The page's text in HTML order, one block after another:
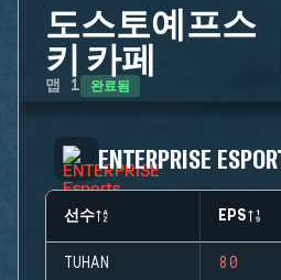
도스토예프스
키 카페
맵 1 완료됨
ENTERPRISE
선수 EPS
TUHAN 80